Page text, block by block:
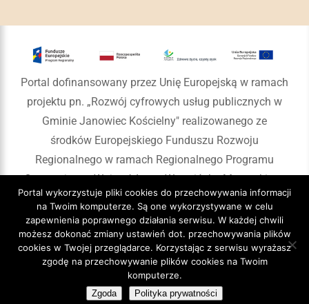
Portal dofinansowany przez Unię Europejską w ramach
projektu pn. „Rozwój cyfrowych usług publicznych w
Gminie Janowiec Kościelny" realizowanego ze
środków Europejskiego Funduszu Rozwoju
Regionalnego w ramach Regionalnego Programu
Operacyjnego Województwa Warmińsko-Mazurskiego
na lata 2014-2020
Copyright 2020 Gmina Janowiec Kościelny
Portal wykorzystuje pliki cookies do przechowywania informacji
na Twoim komputerze. Są one wykorzystywane w celu
zapewnienia poprawnego działania serwisu. W każdej chwili
możesz dokonać zmiany ustawień dot. przechowywania plików
cookies w Twojej przeglądarce. Korzystając z serwisu wyrażasz
zgodę na przechowywanie plików cookies na Twoim
komputerze.
Zgoda Polityka prywatności